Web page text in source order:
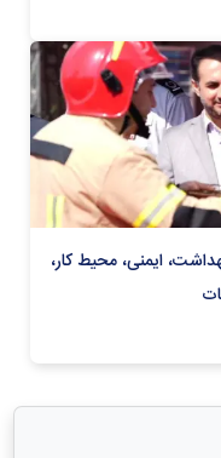
ایمنی، محیط کار،